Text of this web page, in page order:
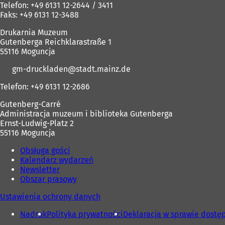
Telefon: +49 6131 12-2644 / 3411
Faks: +49 6131 12-3488
Drukarnia Muzeum
Gutenberga Reichklarastraße 1
55116 Moguncja
gm-druckladen
stadt.mainz de
Telefon: +49 6131 12-2686
Gutenberg-Carré
Administracja muzeum i biblioteka Gutenberga
Ernst-Ludwig-Platz 2
55116 Moguncja
Obsługa gości
Kalendarz wydarzeń
Newsletter
Obszar prasowy
Ustawienia ochrony danych
NadrukPolityka prywatnościDeklaracja w sprawie